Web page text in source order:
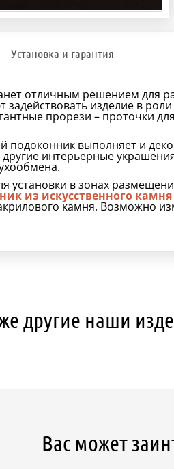
Установка и гарантия
отличным решением для
изделие в
прорези – проточки
подоконник выполняет и
другие интерьерные
установки в зонах
из искусственного камня
камня. Возможно
другие наши
Вас может